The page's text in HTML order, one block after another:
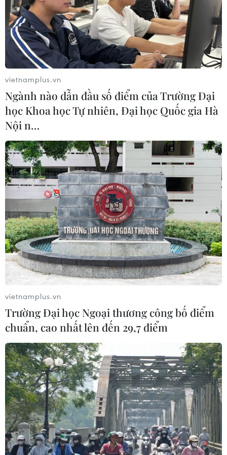
Hữu nghị Việt Đức (cơ sở 2), Thanh tra Chính phủ đã
chuyển hồ sơ có một số nội dung liên quan đến vi phạm
cho cơ quan điều tra theo thẩm quyền.
Trị bệnh lãng phí: Giải phóng nguồn lực
từ dự án tồn đọng
19/05/2025 01:43
Năm 2025, Chính phủ sẽ tăng cường công tác thanh
tra, thu hồi triệt để dự án treo, đẩy nhanh việc thu hồi
các tài sản, đất đai nhà nước bị thất thoát nhằm giải
phóng nguồn lực từ các dự án tồn đọng.
vietnamplus.vn
Ngành nào dẫn đầu số điểm của Trường Đại
học Khoa học Tự nhiên, Đại học Quốc gia Hà
Nội n…
vietnamplus.vn
Trường Đại học Ngoại thương công bố điểm
chuẩn, cao nhất lên đến 29,7 điểm